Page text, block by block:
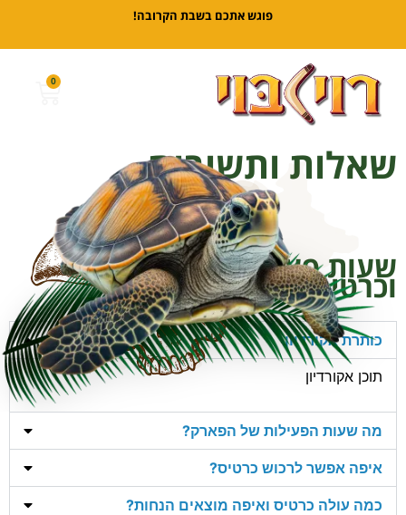
פוגש אתכם בשבת הקרובה!
0
שאלות ותשובות
דף הבית»שאלות ותשובות
שעות פעילות, מחירים
וכרטיסים
כותרת אקורדיון
תוכן אקורדיון
מה שעות הפעילות של הפארק?
איפה אפשר לרכוש כרטיס?
כמה עולה כרטיס ואיפה מוצאים הנחות?